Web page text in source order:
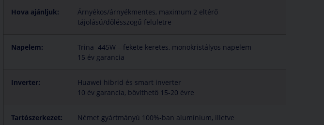
Hova ajánljuk:
Árnyékos/árnyékmentes, maximum 2 eltérő
tájolású/dőlésszögű felületre
Napelem:
Trina 445W – fekete keretes, monokristályos napelem
15 év garancia
Inverter:
Huawei hibrid és smart inverter
10 év garancia, bővíthető 15-20 évre
Tartószerkezet:
Német gyártmányú 100%-ban alumínium, illetve